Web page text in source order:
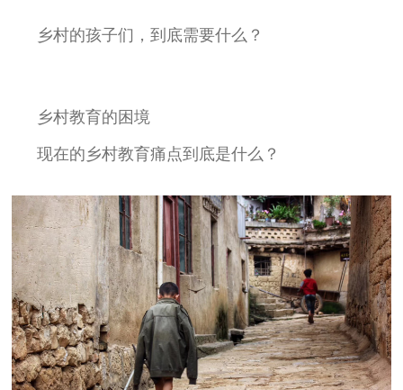
乡村的孩子们，到底需要什么？
乡村教育的困境
现在的乡村教育痛点到底是什么？